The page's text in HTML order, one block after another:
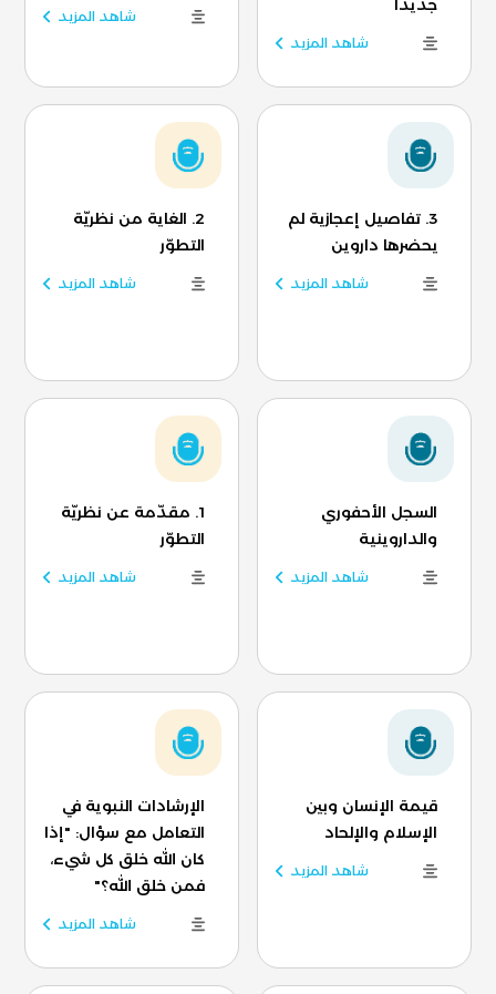
جديدًا
شاهد المزيد
شاهد المزيد
3. تفاصيل إعجازية لم
يحضرها داروين
شاهد المزيد
2. الغاية من نظريّة
التطوّر
شاهد المزيد
السجل الأحفوري
والداروينية
شاهد المزيد
1. مقدّمة عن نظريّة
التطوّر
شاهد المزيد
قيمة الإنسان وبين
الإسلام والإلحاد
شاهد المزيد
الإرشادات النبوية في
التعامل مع سؤال: "إذا
كان الله خلق كل شيء،
فمن خلق الله؟"
شاهد المزيد